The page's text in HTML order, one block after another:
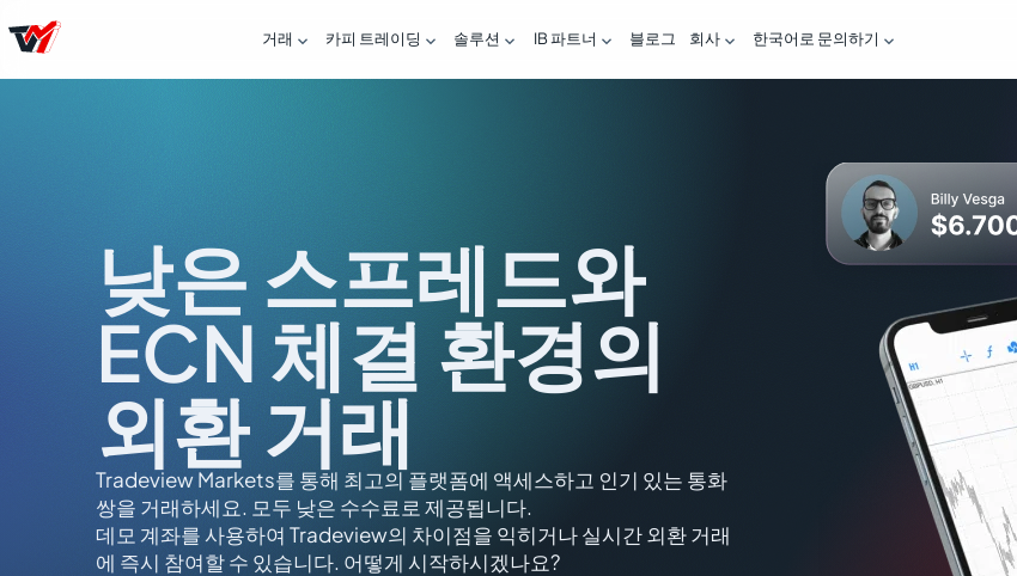
거래  카피 트레이딩  솔루션  IB 파트너  블로그 회사  한국어로 문의하기 
낮은 스프레드와
ECN 체결 환경의
외환 거래
Tradeview Markets를 통해 최고의 플랫폼에 액세스하고 인기 있는 통화
쌍을 거래하세요. 모두 낮은 수수료로 제공됩니다.
데모 계좌를 사용하여 Tradeview의 차이점을 익히거나 실시간 외환 거래
에 즉시 참여할 수 있습니다. 어떻게 시작하시겠나요?